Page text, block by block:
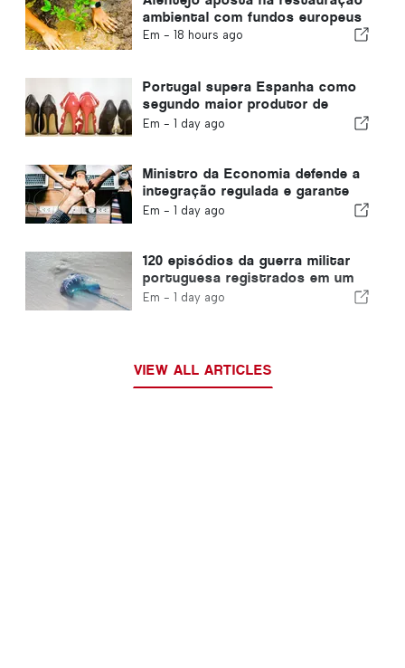
ambiental com fundos europeus
Em - 18 hours ago
Portugal supera Espanha como
segundo maior produtor de
calçado da Europa
Em - 1 day ago
Ministro da Economia defende a
integração regulada e garante
um canal acelerado para
Em - 1 day ago
120 episódios da guerra militar
portuguesa registrados em um
único dia
Em - 1 day ago
VIEW ALL ARTICLES